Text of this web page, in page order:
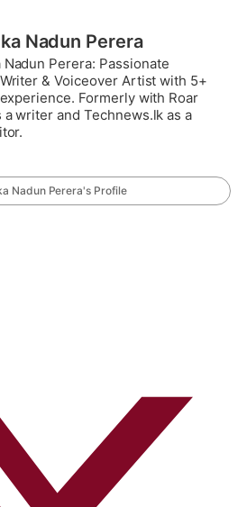
Nadun Perera
Nadun Perera: Passionate
& Voiceover Artist with 5+
Formerly with Roar
a writer and Technews.lk as a
Nadun Perera's Profile